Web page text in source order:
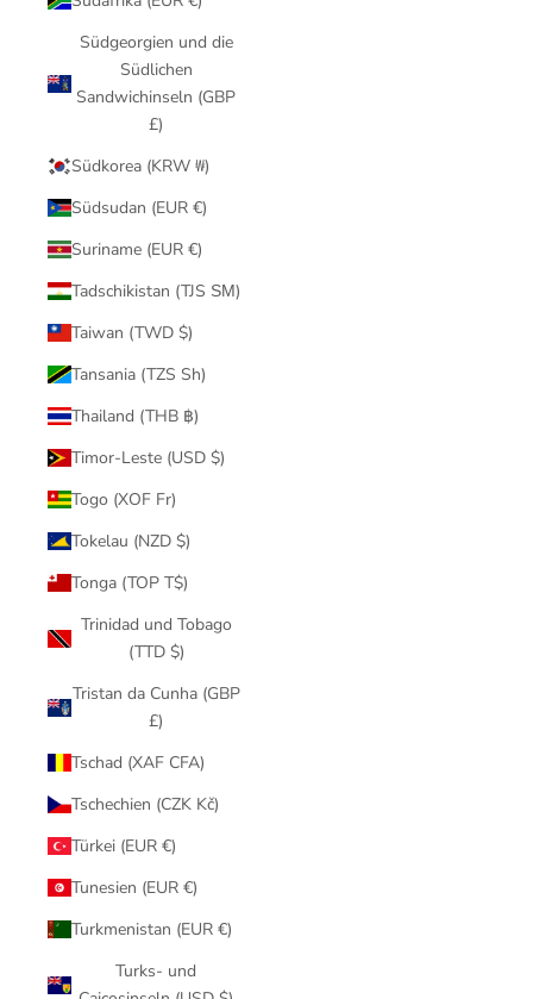
Südgeorgien und die
Südlichen
Sandwichinseln (GBP
£)
Südkorea (KRW ₩)
Südsudan (EUR €)
Suriname (EUR €)
Tadschikistan (TJS ЅМ)
Taiwan (TWD $)
Tansania (TZS Sh)
Thailand (THB ฿)
Timor-Leste (USD $)
Togo (XOF Fr)
Tokelau (NZD $)
Tonga (TOP T$)
Trinidad und Tobago
(TTD $)
Tristan da Cunha (GBP
£)
Tschad (XAF CFA)
Tschechien (CZK Kč)
Türkei (EUR €)
Tunesien (EUR €)
Turkmenistan (EUR €)
Turks- und